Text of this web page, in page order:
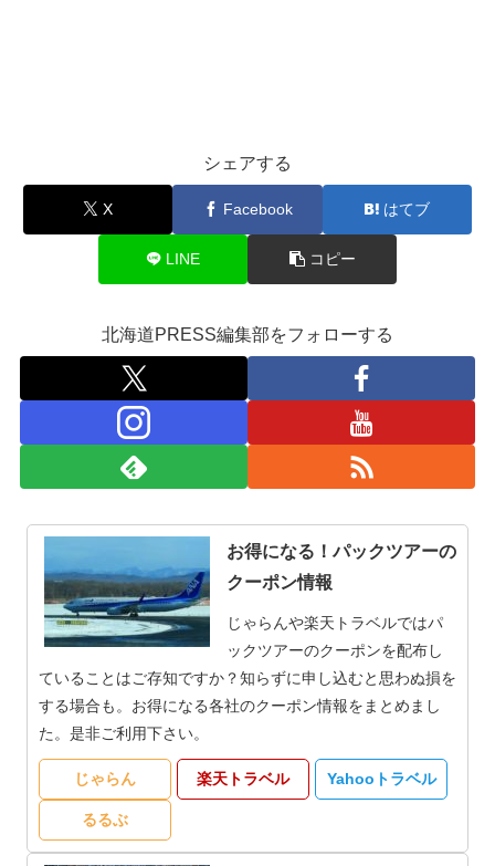
シェアする
X Facebook はてブ
LINE コピー
北海道PRESS編集部をフォローする
お得になる！パックツアーの
クーポン情報
じゃらんや楽天トラベルではパ
ックツアーのクーポンを配布し
ていることはご存知ですか？知らずに申し込むと思わぬ損を
する場合も。お得になる各社のクーポン情報をまとめまし
た。是非ご利用下さい。
じゃらん 楽天トラベル Yahooトラベル
るるぶ